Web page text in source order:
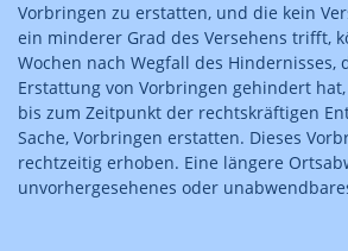
Vorbringen zu erstatten, und die kein
ein minderer Grad des Versehens trifft,
Wochen nach Wegfall des Hindernisses,
Erstattung von Vorbringen gehindert
bis zum Zeitpunkt der rechtskräftigen
Sache, Vorbringen erstatten. Dieses
rechtzeitig erhoben. Eine längere
unvorhergesehenes oder